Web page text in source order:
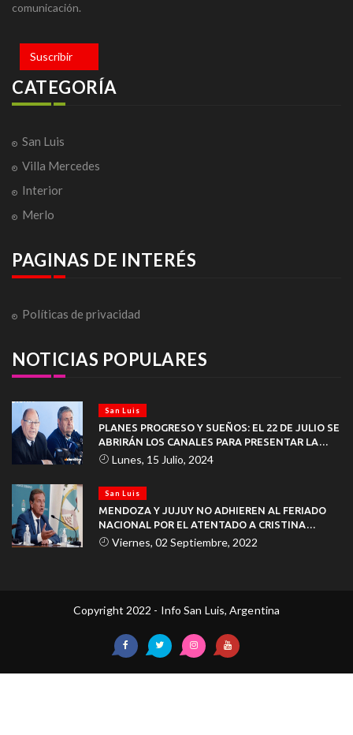
comunicación.
Suscribir
CATEGORÍA
San Luis
Villa Mercedes
Interior
Merlo
PAGINAS DE INTERÉS
Políticas de privacidad
NOTICIAS POPULARES
San Luis
PLANES PROGRESO Y SUEÑOS: EL 22 DE JULIO SE
ABRIRÁN LOS CANALES PARA PRESENTAR LA
DOCUMENTACIÓN
Lunes, 15 Julio, 2024
San Luis
MENDOZA Y JUJUY NO ADHIEREN AL FERIADO
NACIONAL POR EL ATENTADO A CRISTINA
KIRCHNER
Viernes, 02 Septiembre, 2022
Copyright 2022 - Info San Luis, Argentina